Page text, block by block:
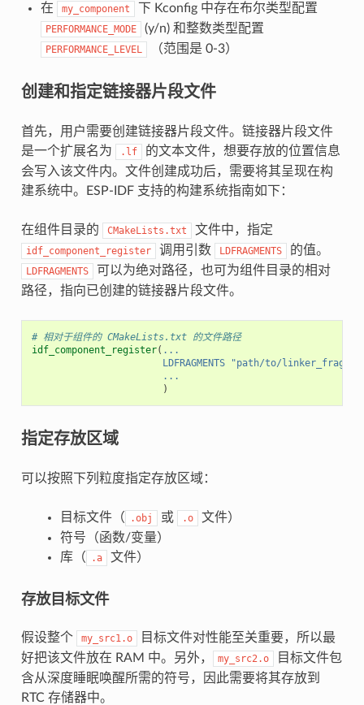
在
my_component 下 Kconfig 中存在布尔类型配置
PERFORMANCE_MODE (y/n) 和整数类型配置
PERFORMANCE_LEVEL （范围是 0-3）
创建和指定链接器片段文件
首先，用户需要创建链接器片段文件。链接器片段文件
是一个扩展名为
.lf
的文本文件，想要存放的位置信息
会写入该文件内。文件创建成功后，需要将其呈现在构
建系统中。ESP-IDF 支持的构建系统指南如下：
在组件目录的 CMakeLists.txt 文件中，指定
idf_component_register 调用引数 LDFRAGMENTS 的值。
LDFRAGMENTS
可以为绝对路径，也可为组件目录的相对
路径，指向已创建的链接器片段文件。
# 相对于组件的 CMakeLists.txt 的文件路径
idf_component_register( ...
LDFRAGMENTS
"path/to/
...
)
指定存放区域
可以按照下列粒度指定存放区域：
目标文件（ .obj 或 .o
文件）
符号（函数/变量）
库（
.a 文件）
存放目标文件
假设整个 my_src1.o
目标文件对性能至关重要，所以最
好把该文件放在 RAM 中。另外，
my_src2.o
目标文件包
含从深度睡眠唤醒所需的符号，因此需要将其存放到
RTC 存储器中。